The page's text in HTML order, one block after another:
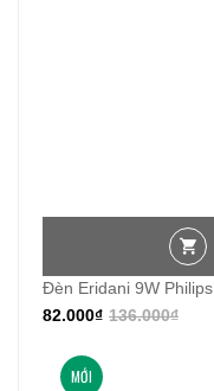
Đèn Eridani 9W Philips
136.000₫
82.000₫
MỚI